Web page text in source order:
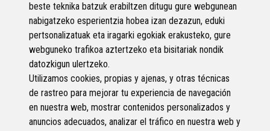
beste teknika batzuk erabiltzen ditugu gure webgunean
nabigatzeko esperientzia hobea izan dezazun, eduki
pertsonalizatuak eta iragarki egokiak erakusteko, gure
webguneko trafikoa aztertzeko eta bisitariak nondik
datozkigun ulertzeko.
Utilizamos cookies, propias y ajenas, y otras técnicas
de rastreo para mejorar tu experiencia de navegación
en nuestra web, mostrar contenidos personalizados y
anuncios adecuados, analizar el tráfico en nuestra web y